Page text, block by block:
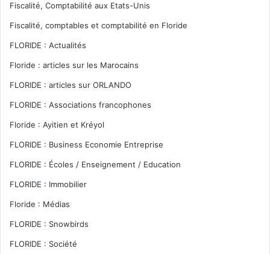
Fiscalité, Comptabilité aux Etats-Unis
Fiscalité, comptables et comptabilité en Floride
FLORIDE : Actualités
Floride : articles sur les Marocains
FLORIDE : articles sur ORLANDO
FLORIDE : Associations francophones
Floride : Ayitien et Kréyol
FLORIDE : Business Economie Entreprise
FLORIDE : Écoles / Enseignement / Education
FLORIDE : Immobilier
Floride : Médias
FLORIDE : Snowbirds
FLORIDE : Société